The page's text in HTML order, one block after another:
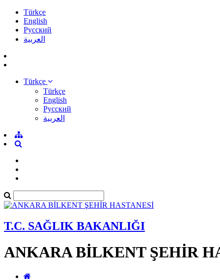
Türkçe
English
Pусский
العربية
Türkçe
Türkçe
English
Pусский
العربية
T.C. SAĞLIK BAKANLIĞI
ANKARA BİLKENT ŞEHİR